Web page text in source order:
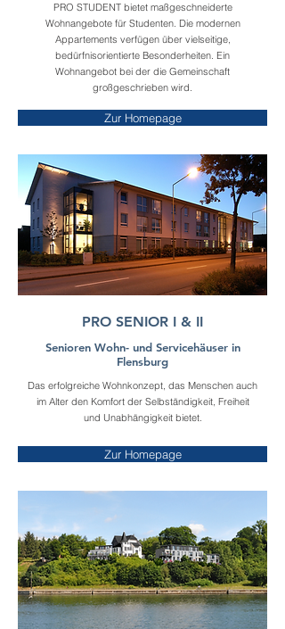
PRO STUDENT bietet maßgeschneiderte
Wohnangebote für Studenten. Die modernen
Appartements verfügen über vielseitige,
bedürfnisorientierte Besonderheiten. Ein
Wohnangebot bei der die Gemeinschaft
großgeschrieben wird.
Zur Homepage
PRO SENIOR I & II
Senioren Wohn- und Servicehäuser in
Flensburg
Das erfolgreiche Wohnkonzept, das Menschen auch
im Alter den Komfort der Selbständigkeit, Freiheit
und Unabhängigkeit bietet.
Zur Homepage